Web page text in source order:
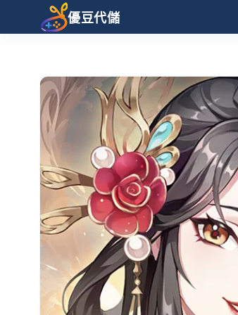
優豆代儲